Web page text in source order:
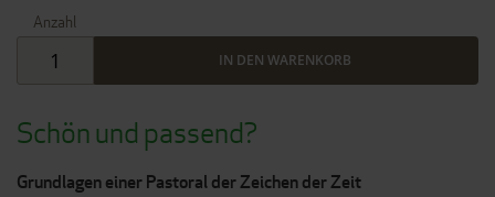
Schön und passend?
Grundlagen einer Pastoral der Zeichen der Zeit
Anzahl
IN DEN WARENKORB